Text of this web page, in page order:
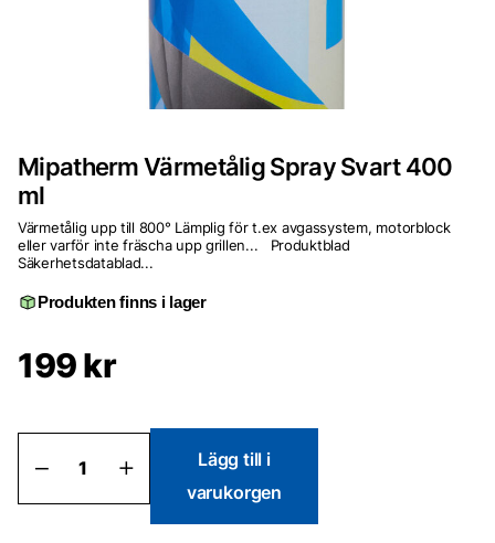
Mipatherm Värmetålig Spray Svart 400
ml
Värmetålig upp till 800° Lämplig för t.ex avgassystem, motorblock
eller varför inte fräscha upp grillen... Produktblad
Säkerhetsdatablad...
Produkten finns i lager
199kr
Mipatherm
Värmetålig
Spray
Lägg till i
varukorgen